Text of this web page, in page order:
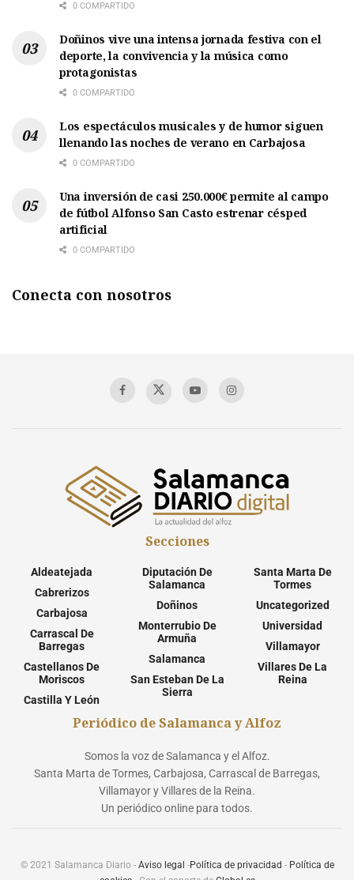
0 COMPARTIDO
Doñinos vive una intensa jornada festiva con el
deporte, la convivencia y la música como
protagonistas
0 COMPARTIDO
Los espectáculos musicales y de humor siguen
llenando las noches de verano en Carbajosa
0 COMPARTIDO
Una inversión de casi 250.000€ permite al campo
de fútbol Alfonso San Casto estrenar césped
artificial
0 COMPARTIDO
Conecta con nosotros
Secciones
Aldeatejada
Cabrerizos
Carbajosa
Carrascal De
Barregas
Castellanos De
Moriscos
Castilla Y León
Diputación De
Salamanca
Doñinos
Monterrubio De
Armuña
Salamanca
San Esteban De La
Sierra
Santa Marta De
Tormes
Uncategorized
Universidad
Villamayor
Villares De La
Reina
Periódico de Salamanca y Alfoz
Somos la voz de Salamanca y el Alfoz.
Santa Marta de Tormes, Carbajosa, Carrascal de Barregas,
Villamayor y Villares de la Reina.
Un periódico online para todos.
© 2021 Salamanca Diario - Aviso legal -Política de privacidad - Política de